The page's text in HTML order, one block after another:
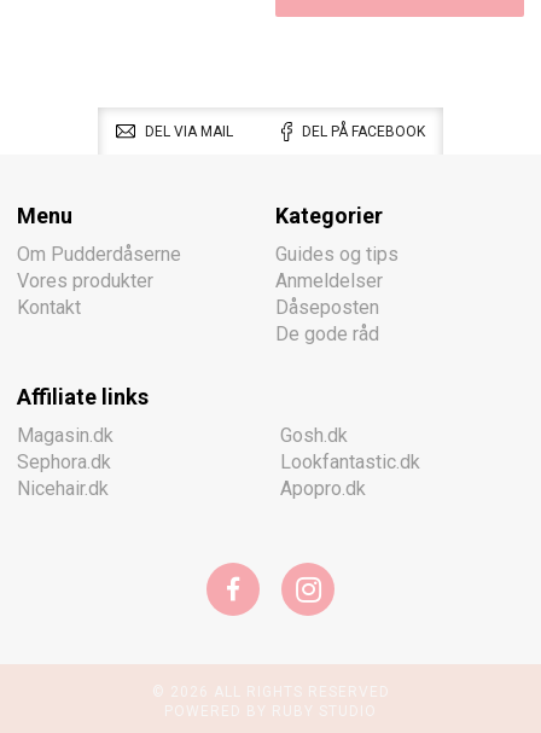
DEL VIA MAIL DEL PÅ FACEBOOK
Menu
Om Pudderdåserne
Vores produkter
Kontakt
Kategorier
Guides og tips
Anmeldelser
Dåseposten
De gode råd
Affiliate links
Magasin.dk
Sephora.dk
Nicehair.dk
Gosh.dk
Lookfantastic.dk
Apopro.dk
© 2026 ALL RIGHTS RESERVED
POWERED BY RUBY STUDIO